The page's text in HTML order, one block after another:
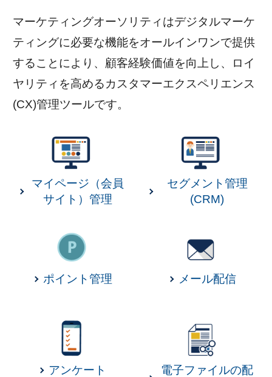
マーケティングオーソリティはデジタルマーケ
ティングに必要な機能をオールインワンで提供
することにより、顧客経験価値を向上し、ロイ
ヤリティを高めるカスタマーエクスペリエンス
(CX)管理ツールです。
マイページ（会員
サイト）管理
セグメント管理
(CRM)
ポイント管理 メール配信
アンケート
電子ファイルの配